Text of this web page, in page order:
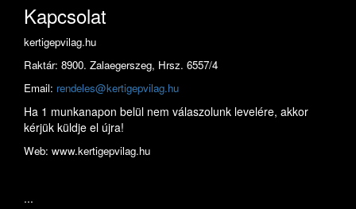
Kapcsolat
kertigepvilag.hu
Raktár: 8900. Zalaegerszeg, Hrsz. 6557/4
Email: rendeles@kertigepvilag.hu
Ha 1 munkanapon belül nem válaszolunk levelére, akkor
kérjük küldje el újra!
Web: www.kertigepvilag.hu
...